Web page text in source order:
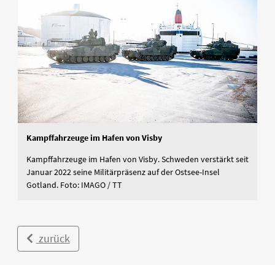
Kampffahrzeuge im Hafen von Visby
Kampffahrzeuge im Hafen von Visby. Schweden verstärkt seit
Januar 2022 seine Militärpräsenz auf der Ostsee-Insel
Gotland. Foto: IMAGO / TT
zurück